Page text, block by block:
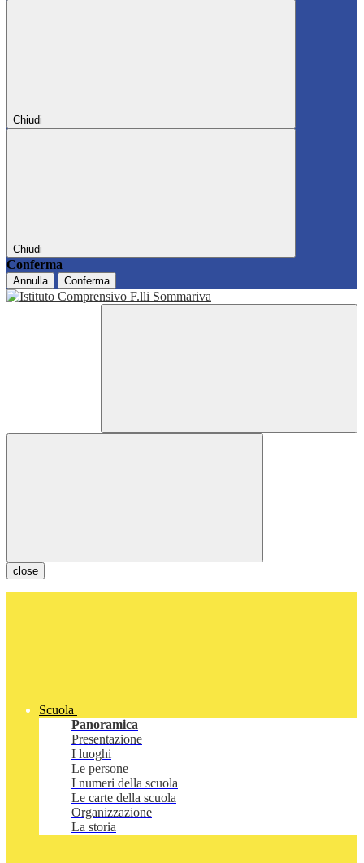
Chiudi
Chiudi
Conferma
Annulla Conferma
close
Scuola
Panoramica
Presentazione
I luoghi
Le persone
I numeri della scuola
Le carte della scuola
Organizzazione
La storia